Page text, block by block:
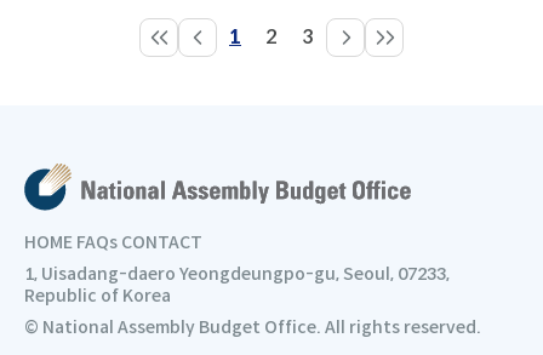
1
페
2
페
3
페
HOME FAQs CONTACT
1, Uisadang-daero Yeongdeungpo-gu, Seoul, 07233,
Republic of Korea
© National Assembly Budget Office. All rights reserved.